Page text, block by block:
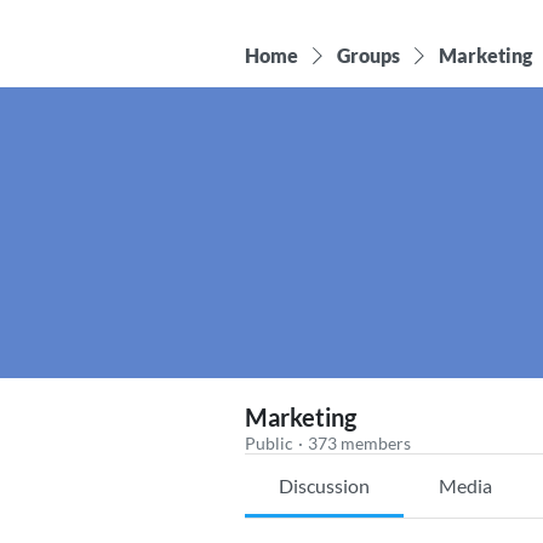
Home Groups Marketing
Marketing
Public · 373 members
Discussion Media